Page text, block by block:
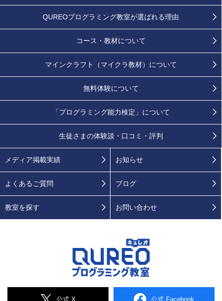
公式 X 公式 Facebook
QUREOプログラミング教室が選ばれる理由
コース・教材について
マインクラフト（マイクラ教材）について
無料体験について
「プログラミング能力検定」 について
生徒さまの体験談・口コミ・評判
メディア掲載実績 お知らせ
よくあるご質問 ブログ
教室を探す お問い合わせ